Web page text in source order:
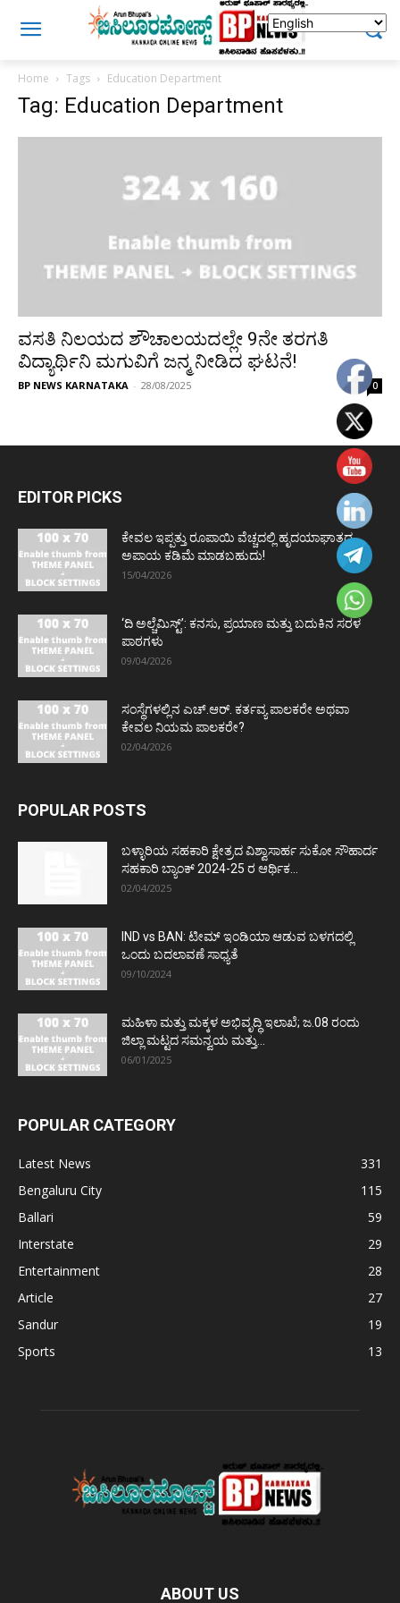
Home Tags Education Department
Tag: Education Department
ವಸತಿ ನಿಲಯದ ಶೌಚಾಲಯದಲ್ಲೇ 9ನೇ ತರಗತಿ
ವಿದ್ಯಾರ್ಥಿನಿ ಮಗುವಿಗೆ ಜನ್ಮ ನೀಡಿದ ಘಟನೆ!
BP NEWS KARNATAKA - 28/08/2025 0
EDITOR PICKS
ಕೇವಲ ಇಪ್ಪತ್ತು ರೂಪಾಯಿ ವೆಚ್ಚದಲ್ಲಿ ಹೃದಯಾಘಾತದ
ಅಪಾಯ ಕಡಿಮೆ ಮಾಡಬಹುದು!
15/04/2026
‘ದಿ ಅಲ್ಚೆಮಿಸ್ಟ್’: ಕನಸು, ಪ್ರಯಾಣ ಮತ್ತು ಬದುಕಿನ ಸರಳ
ಪಾಠಗಳು
09/04/2026
ಸಂಸ್ಥೆಗಳಲ್ಲಿನ ಎಚ್.ಆರ್. ಕರ್ತವ್ಯ ಪಾಲಕರೇ ಅಥವಾ
ಕೇವಲ ನಿಯಮ ಪಾಲಕರೇ?
02/04/2026
POPULAR POSTS
ಬಳ್ಳಾರಿಯ ಸಹಕಾರಿ ಕ್ಷೇತ್ರದ ವಿಶ್ವಾಸಾರ್ಹ ಸುಕೋ ಸೌಹಾರ್ದ
ಸಹಕಾರಿ ಬ್ಯಾಂಕ್ 2024-25 ರ ಆರ್ಥಿಕ...
02/04/2025
IND vs BAN: ಟೀಮ್ ಇಂಡಿಯಾ ಆಡುವ ಬಳಗದಲ್ಲಿ
ಒಂದು ಬದಲಾವಣೆ ಸಾಧ್ಯತೆ
09/10/2024
ಮಹಿಳಾ ಮತ್ತು ಮಕ್ಕಳ ಅಭಿವೃದ್ಧಿ ಇಲಾಖೆ; ಜ.08 ರಂದು
ಜಿಲ್ಲಾ ಮಟ್ಟದ ಸಮನ್ವಯ ಮತ್ತು...
06/01/2025
POPULAR CATEGORY
Latest News
331
Bengaluru City
115
Ballari
59
Interstate
29
Entertainment
28
Article
27
Sandur
19
Sports
13
ABOUT US